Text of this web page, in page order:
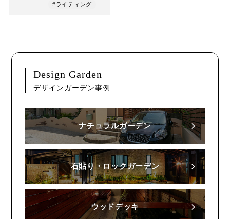
#ライティング
Design Garden
デザインガーデン事例
ナチュラルガーデン
石貼り・ロックガーデン
ウッドデッキ